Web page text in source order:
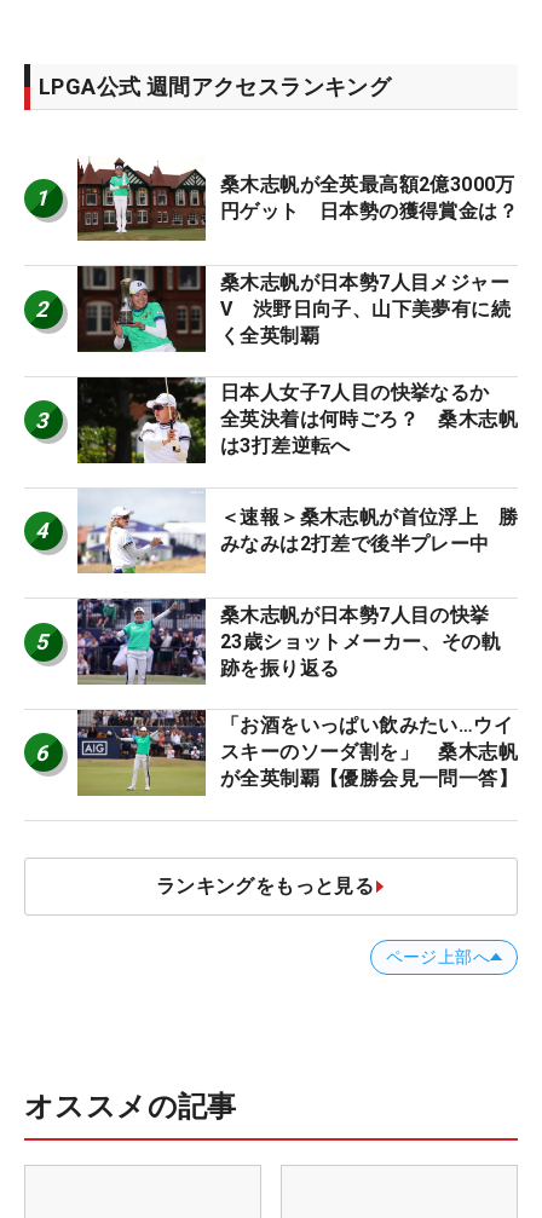
LPGA公式 週間アクセスランキング
1
桑木志帆が全英最高額2億3000万
円ゲット 日本勢の獲得賞金は？
2
桑木志帆が日本勢7人目メジャー
V 渋野日向子、山下美夢有に続
く全英制覇
3
日本人女子7人目の快挙なるか
全英決着は何時ごろ？ 桑木志帆
は3打差逆転へ
4
＜速報＞桑木志帆が首位浮上 勝
みなみは2打差で後半プレー中
5
桑木志帆が日本勢7人目の快挙
23歳ショットメーカー、その軌
跡を振り返る
6
「お酒をいっぱい飲みたい…ウイ
スキーのソーダ割を」 桑木志帆
が全英制覇【優勝会見一問一答】
ランキングをもっと見る
ページ上部へ
オススメの記事